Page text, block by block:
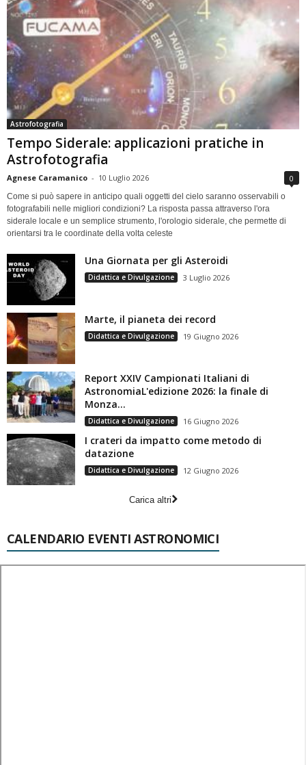
Astrofotografia
Tempo Siderale: applicazioni pratiche in
Astrofotografia
Agnese Caramanico - 10 Luglio 2026 0
Come si può sapere in anticipo quali oggetti del cielo saranno osservabili o
fotografabili nelle migliori condizioni? La risposta passa attraverso l'ora
siderale locale e un semplice strumento, l'orologio siderale, che permette di
orientarsi tra le coordinate della volta celeste
Una Giornata per gli Asteroidi
Didattica e Divulgazione 3 Luglio 2026
Marte, il pianeta dei record
Didattica e Divulgazione 19 Giugno 2026
Report XXIV Campionati Italiani di
AstronomiaL'edizione 2026: la finale di
Monza...
Didattica e Divulgazione 16 Giugno 2026
I crateri da impatto come metodo di
datazione
Didattica e Divulgazione 12 Giugno 2026
Carica altri
CALENDARIO EVENTI ASTRONOMICI